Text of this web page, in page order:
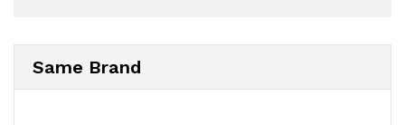
Same Brand